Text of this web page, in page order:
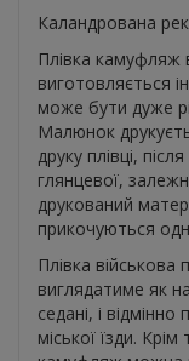
Каландрована
Плівка камуфляж
виготовляється
може бути дуже
Малюнок
друку плівці,
глянцевої,
друкований
прикочуються
Плівка
виглядатиме як
седані, і
міської їзди. Крім